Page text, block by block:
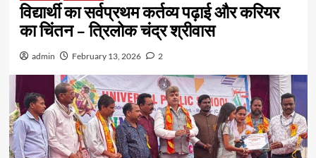
विद्यार्थी का सर्वप्रथम कर्तव्य पढ़ाई और करियर
का चिंतन – त्रिलोक चंद्र श्रीवास
admin February 13, 2026 2